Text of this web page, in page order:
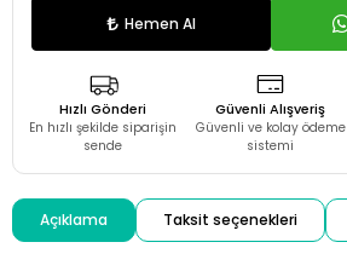
Hemen Al
Hızlı Gönderi
En hızlı şekilde siparişin
sende
Güvenli Alışveriş
Güvenli ve kolay ödeme
sistemi
Açıklama Taksit seçenekleri